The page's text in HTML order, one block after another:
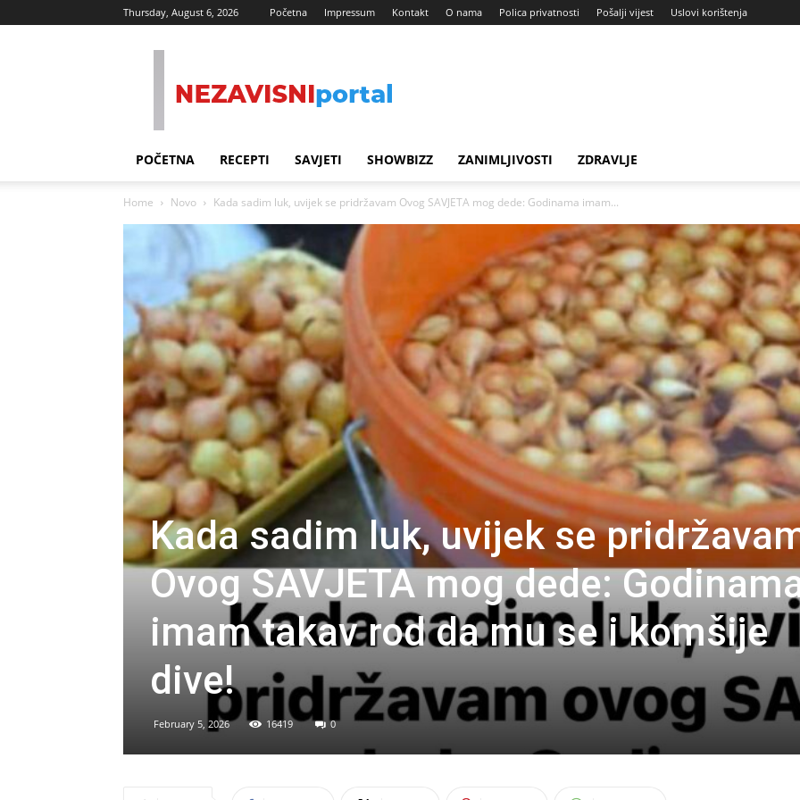
Thursday, August 6, 2026 Početna Impressum Kontakt O nama Polica privatnosti Pošalji vijest Uslovi korištenja
POČETNA RECEPTI SAVJETI SHOWBIZZ ZANIMLJIVOSTI ZDRAVLJE
Home Novo Kada sadim luk, uvijek se pridržavam Ovog SAVJETA mog dede: Godinama imam...
Kada sadim luk, uvijek se
Ovog SAVJETA mog dede:
imam takav rod da mu se i komšije
dive!
February 5, 2026 16419 0